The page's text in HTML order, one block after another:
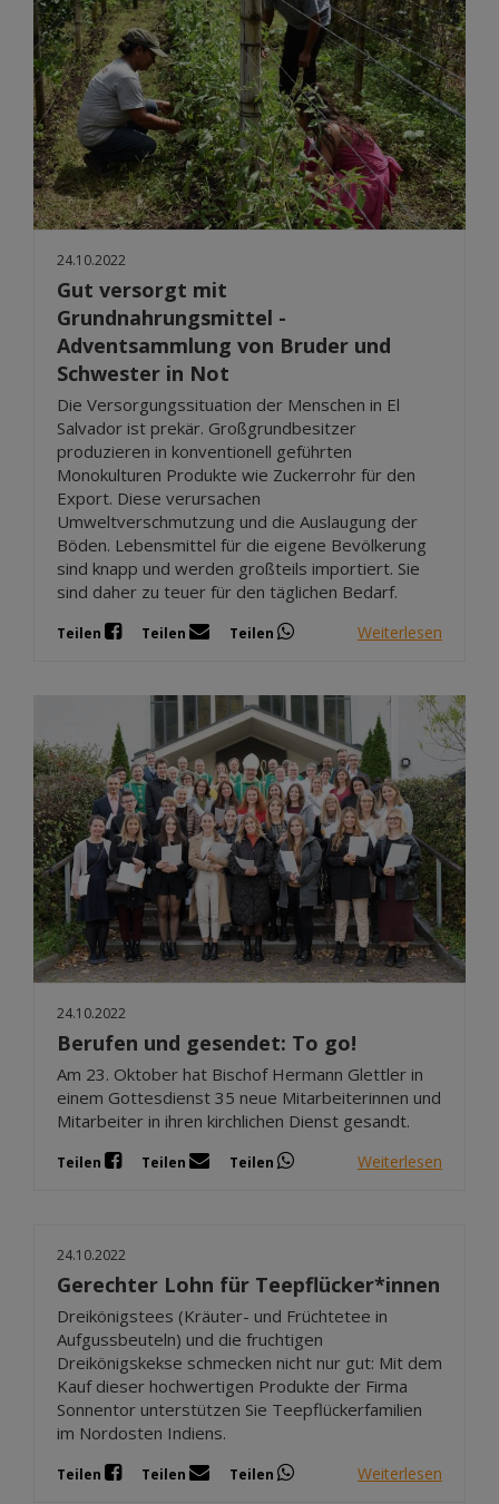
24.10.2022
Gut versorgt mit
Grundnahrungsmittel -
Adventsammlung von Bruder und
Schwester in Not
Die Versorgungssituation der Menschen in El
Salvador ist prekär. Großgrundbesitzer
produzieren in konventionell geführten
Monokulturen Produkte wie Zuckerrohr für den
Export. Diese verursachen
Umweltverschmutzung und die Auslaugung der
Böden. Lebensmittel für die eigene Bevölkerung
sind knapp und werden großteils importiert. Sie
sind daher zu teuer für den täglichen Bedarf.
Teilen Teilen Teilen Weiterlesen
24.10.2022
Berufen und gesendet: To go!
Am 23. Oktober hat Bischof Hermann Glettler in
einem Gottesdienst 35 neue Mitarbeiterinnen und
Mitarbeiter in ihren kirchlichen Dienst gesandt.
Teilen Teilen Teilen Weiterlesen
24.10.2022
Gerechter Lohn für Teepflücker*innen
Dreikönigstees (Kräuter- und Früchtetee in
Aufgussbeuteln) und die fruchtigen
Dreikönigskekse schmecken nicht nur gut: Mit dem
Kauf dieser hochwertigen Produkte der Firma
Sonnentor unterstützen Sie Teepflückerfamilien
im Nordosten Indiens.
Teilen Teilen Teilen Weiterlesen